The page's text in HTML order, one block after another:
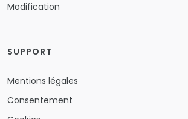
Modification
SUPPORT
Mentions légales
Consentement